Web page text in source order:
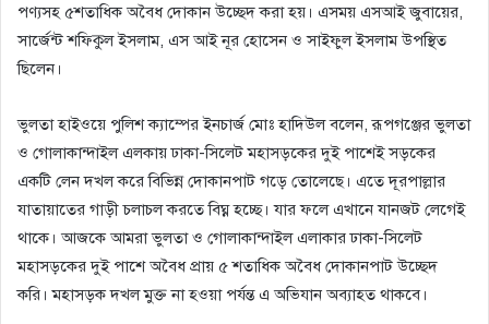
পণ্যসহ ৫শতাধিক অবৈধ দোকান উচ্ছেদ করা হয়। এসময় এসআই জুবায়ের,
সার্জেন্ট শফিকুল ইসলাম, এস আই নূর হোসেন ও সাইফুল ইসলাম উপস্থিত
ছিলেন।
ভুলতা হাইওয়ে পুলিশ ক্যাম্পের ইনচার্জ মোঃ হাদিউল বলেন, রূপগঞ্জের ভুলতা
ও গোলাকান্দাইল এলকায় ঢাকা-সিলেট মহাসড়কের দুই পাশেই সড়কের
একটি লেন দখল করে বিভিন্ন দোকানপাট গড়ে তোলেছে। এতে দূরপাল্লার
যাতায়াতের গাড়ী চলাচল করতে বিঘ্ন হচ্ছে। যার ফলে এখানে যানজট লেগেই
থাকে। আজকে আমরা ভুলতা ও গোলাকান্দাইল এলাকার ঢাকা-সিলেট
মহাসড়কের দুই পাশে অবৈধ প্রায় ৫ শতাধিক অবৈধ দোকানপাট উচ্ছেদ
করি। মহাসড়ক দখল মুক্ত না হওয়া পর্যন্ত এ অভিযান অব্যাহত থাকবে।